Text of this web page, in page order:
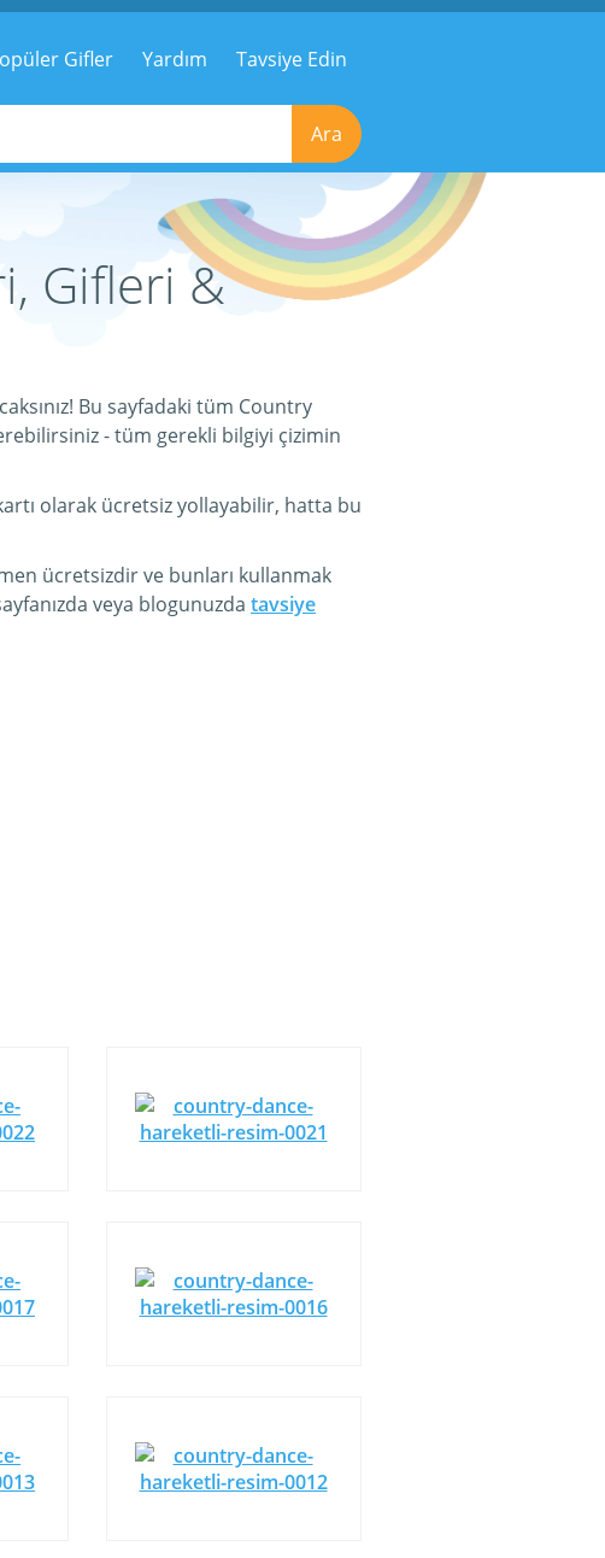
Gifler Yardım Tavsiye Edin
Ara
Gifleri &
Bu sayfadaki tüm Country
- tüm gerekli bilgiyi çizimin
olarak ücretsiz yollayabilir, hatta bu
ücretsizdir ve bunları kullanmak
veya blogunuzda tavsiye